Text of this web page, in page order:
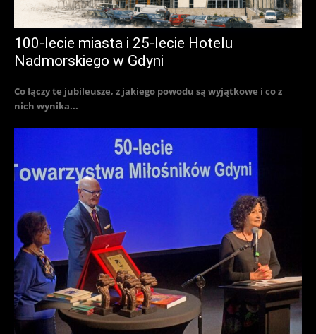
100-lecie miasta i 25-lecie Hotelu
Nadmorskiego w Gdyni
Co łączy te jubileusze, z jakiego powodu są wyjątkowe i co z
nich wynika...